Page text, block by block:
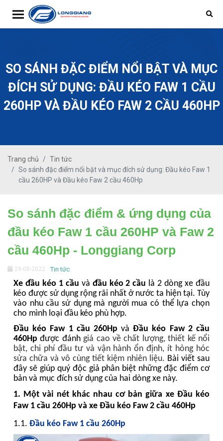
Toggle navigation
SO SÁNH ĐẶC ĐIỂM NỔI BẬT VÀ MỤC
ĐÍCH SỬ DỤNG: ĐẦU KÉO FAW 1 CẦU
260HP VÀ ĐẦU KÉO FAW 2 CẦU 460HP
Trang chủ
Tin tức
So sánh đặc điểm nổi bật và mục đích sử dụng: Đầu kéo Faw 1
cầu 260HP và Đầu kéo Faw 2 cầu 460Hp
So sánh đặc điểm & ứng dụng của
đầu kéo Faw 1 cầu 260HP và Faw 2
cầu 460Hp - Longgiang Corp
29-08-2022 Tin tức
Xe đầu kéo 1 cầu và đầu kéo 2 cầu là 2 dòng xe đầu
kéo được sử dụng rộng rãi nhất ở nước ta hiện tại. Tùy
vào nhu cầu sử dụng mà người mua có thể lựa chọn
cho mình loại đầu kéo phù hợp.
Đầu kéo Faw 1 cầu 260Hp vàĐầu kéo Faw 2 cầu
460Hpđược đánh giá cao về chất lượng, thiết kếnổi
bật, chi phí đầu tư và vận hành ổn định, ít hỏng hóc
sửa chữa và vô cùng tiết kiệm nhiên liệu. Bài viết sau
đây sẽ giúp quý độc giả phân biệt những đặc điểm cơ
bản và mục đích sử dụng của hai dòng xe này.
1. Một vài nét khác nhau cơ bản giữa xe Đầu kéo
Faw 1 cầu 260Hp và xe Đầu kéo Faw 2 cầu 460Hp
1.1. Đầu kéo Faw 1 cầu 260Hp